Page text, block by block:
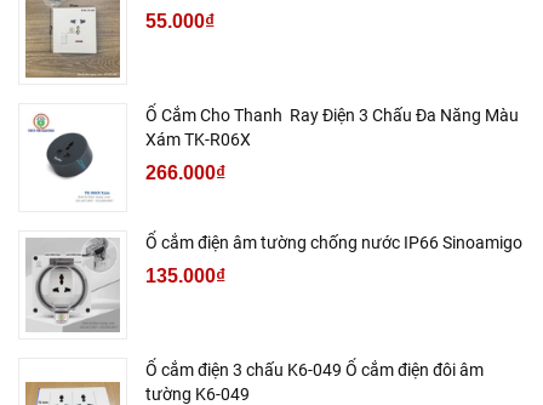
55.000₫
Ổ Cắm Cho Thanh Ray Điện 3 Chấu Đa Năng Màu
Xám TK-R06X
266.000₫
Ổ cắm điện âm tường chống nước IP66 Sinoamigo
135.000₫
Ổ cắm điện 3 chấu K6-049 Ổ cắm điện đôi âm
tường K6-049